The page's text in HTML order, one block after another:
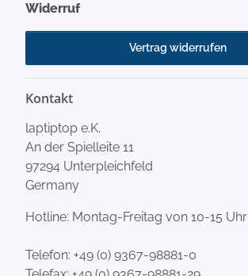
Widerruf
Vertrag widerrufen
Kontakt
laptiptop e.K.
An der Spielleite 11
97294 Unterpleichfeld
Germany
Hotline: Montag-Freitag von 10-15 Uhr
Telefon: +49 (0) 9367-98881-0